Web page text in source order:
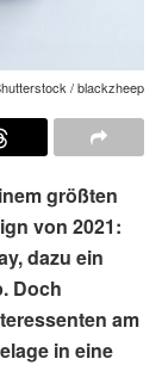
/ blackzheep
größten
von 2021:
dazu ein
Doch
am
in eine